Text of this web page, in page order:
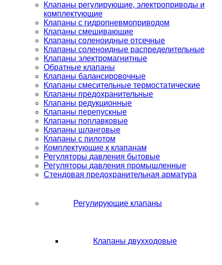
Клапаны регулирующие, электроприводы и
комплектующие
Клапаны с гидропневмоприводом
Клапаны смешивающие
Клапаны соленоидные отсечные
Клапаны соленоидные распределительные
Клапаны электромагнитные
Обратные клапаны
Клапаны балансировочные
Клапаны смесительные термостатические
Клапаны предохранительные
Клапаны редукционные
Клапаны перепускные
Клапаны поплавковые
Клапаны шланговые
Клапаны с пилотом
Комплектующие к клапанам
Регуляторы давления бытовые
Регуляторы давления промышленные
Стендовая предохранительная арматура
Регулирующие клапаны
Клапаны двухходовые